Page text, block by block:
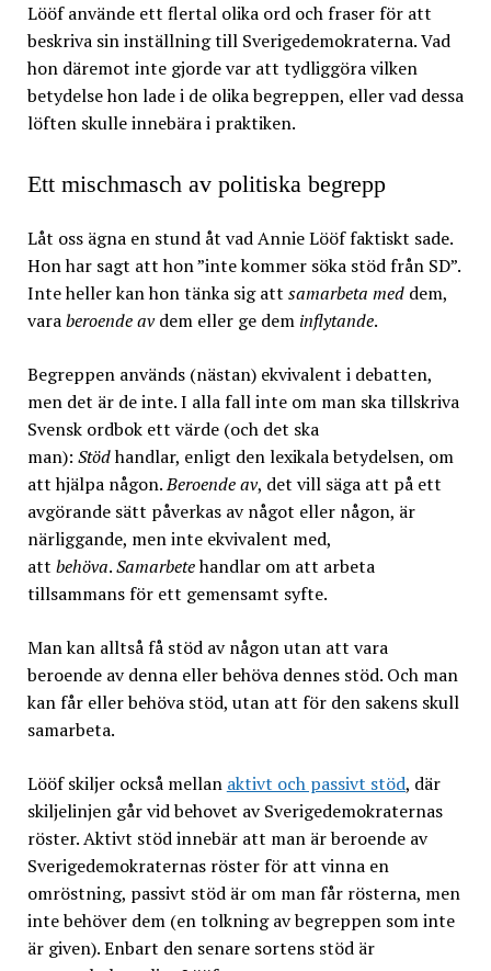
Lööf använde ett flertal olika ord och fraser för att
beskriva sin inställning till Sverigedemokraterna. Vad
hon däremot inte gjorde var att tydliggöra vilken
betydelse hon lade i de olika begreppen, eller vad dessa
löften skulle innebära i praktiken.
Ett mischmasch av politiska begrepp
Låt oss ägna en stund åt vad Annie Lööf faktiskt sade.
Hon har sagt att hon ”inte kommer söka stöd från SD”.
Inte heller kan hon tänka sig att samarbeta meddem,
varaberoende avdem eller ge dem inflytande.
Begreppen används (nästan) ekvivalent i debatten,
men det är de inte. I alla fall inte om man ska tillskriva
Svensk ordbok ett värde (och det ska
man): Stödhandlar, enligt den lexikala betydelsen, om
att hjälpa någon.Beroende av, det vill säga att på ett
avgörande sätt påverkas av något eller någon, är
närliggande, men inte ekvivalent med,
att behöva.Samarbetehandlar om att arbeta
tillsammans för ett gemensamt syfte.
Man kan alltså få stöd av någon utan att vara
beroende av denna eller behöva dennes stöd. Och man
kan får eller behöva stöd, utan att för den sakens skull
samarbeta.
Lööf skiljer också mellan aktivt och passivt stöd, där
skiljelinjen går vid behovet av Sverigedemokraternas
röster. Aktivt stöd innebär att man är beroende av
Sverigedemokraternas röster för att vinna en
omröstning, passivt stöd är om man får rösterna, men
inte behöver dem (en tolkning av begreppen som inte
är given). Enbart den senare sortens stöd är